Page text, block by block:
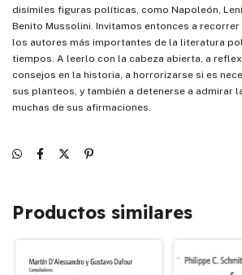
disímiles figuras políticas, como Napoleón,
Benito Mussolini. Invitamos entonces a
los autores más importantes de la literatura
tiempos. A leerlo con la cabeza abierta, a
consejos en la historia, a horrorizarse si es
sus planteos, y también a detenerse a admirar
muchas de sus afirmaciones.
Productos similares